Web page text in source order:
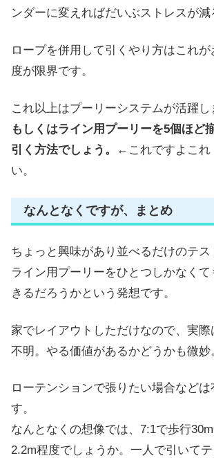
ンダーに変えればだいぶストレスが減
ロープを併用して引くやり方はこれ
度が限界です。
これ以上はプーリーシステムが活躍し
もしくはライン用プーリーを5個ほど
引く方法でしょう。
←これですよこれ
い。
なんとなくですが、まとめ
ちょっと興味があり並べるだけのテス
ライン用プーリーをひとつしかなく
きるだろうかという発想です。
家でレイアウトしただけなので、実
不明。やる価値があるかどうかも微妙
ローテンションで張りたい場合など
す。
なんとなくの想像では、7:1で歩行
2.2m程度でしょうか。一人で引いて